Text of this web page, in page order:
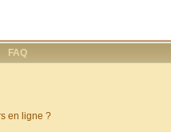
FAQ
en ligne ?